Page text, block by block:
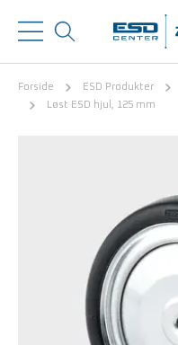
Forside ESD Produkter
Løst ESD hjul, 125 mm